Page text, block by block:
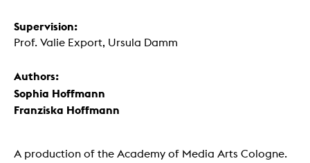
Supervision:
Prof. Valie Export, Ursula Damm
Authors:
Sophia Hoffmann
Franziska Hoffmann
A production of the Academy of Media Arts Cologne.